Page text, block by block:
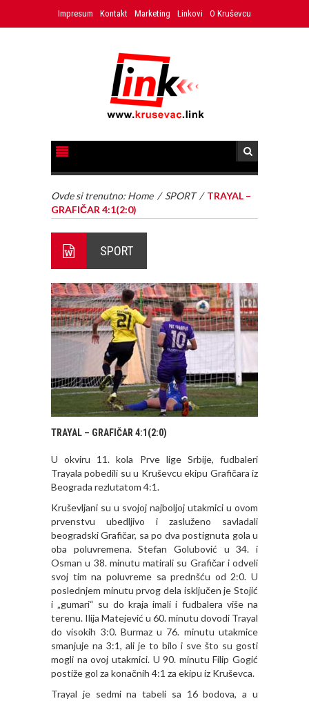
Impresum Kontakt Marketing Linkovi O Kruševcu
Ovde si trenutno: Home / SPORT / TRAYAL –
GRAFIČAR 4:1(2:0)
SPORT
TRAYAL – GRAFIČAR 4:1(2:0)
U okviru 11. kola Prve lige Srbije, fudbaleri
Trayala pobedili su u Kruševcu ekipu Grafičara iz
Beograda rezlutatom 4:1.
Kruševljani su u svojoj najboljoj utakmici u ovom
prvenstvu ubedljivo i zasluženo savladali
beogradski Grafičar, sa po dva postignuta gola u
oba poluvremena. Stefan Golubović u 34. i
Osman u 38. minutu matirali su Grafičar i odveli
svoj tim na poluvreme sa prednšću od 2:0. U
poslednjem minutu prvog dela isključen je Stojić
i „gumari“ su do kraja imali i fudbalera više na
terenu. Ilija Matejević u 60. minutu dovodi Trayal
do visokih 3:0. Burmaz u 76. minutu utakmice
smanjuje na 3:1, ali je to bilo i sve što su gosti
mogli na ovoj utakmici. U 90. minutu Filip Gogić
postiže gol za konačnih 4:1 za ekipu iz Kruševca.
Trayal je sedmi na tabeli sa 16 bodova, a u